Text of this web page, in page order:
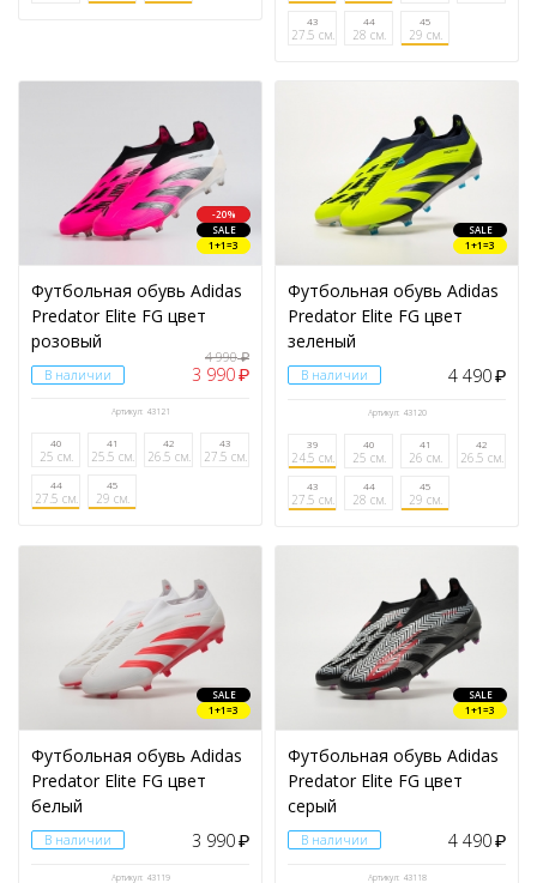
43
27.5 см.
44
28 см.
45
29 см.
-20%
SALE
1+1=3
Футбольная обувь Adidas
Predator Elite FG цвет
розовый
В наличии
4 990₽
3 990₽
Артикул: 43121
40
25 см.
41
25.5 см.
42
26.5 см.
43
27.5 см.
44
27.5 см.
45
29 см.
SALE
1+1=3
Футбольная обувь Adidas
Predator Elite FG цвет
зеленый
В наличии 4 490₽
Артикул: 43120
39
24.5 см.
40
25 см.
41
26 см.
42
26.5 см.
43
27.5 см.
44
28 см.
45
29 см.
SALE
1+1=3
Футбольная обувь Adidas
Predator Elite FG цвет
белый
В наличии 3 990₽
Артикул: 43119
SALE
1+1=3
Футбольная обувь Adidas
Predator Elite FG цвет
серый
В наличии 4 490₽
Артикул: 43118